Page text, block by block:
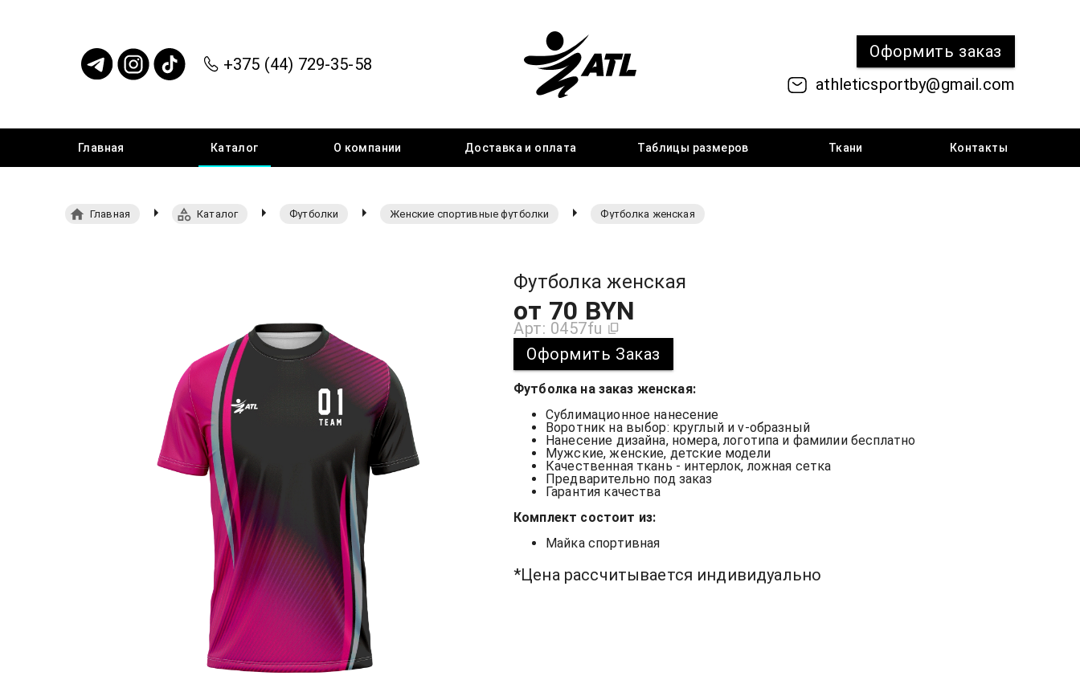
+375 (44) 729-35-58
Оформить заказ
athleticsportby@gmail.com
Главная Каталог О компании Доставка и оплата Таблицы размеров Ткани Контакты
Главная Каталог Футболки Женские спортивные футболки Футболка женская
Футболка женская
от 70 BYN
Арт: 0457fu
Оформить Заказ
Футболка на заказ женская:
Сублимационное нанесение
Воротник на выбор: круглый и v-образный
Нанесение дизайна, номера, логотипа и фамилии бесплатно
Мужские, женские, детские модели
Качественная ткань - интерлок, ложная сетка
Предварительно под заказ
Гарантия качества
Комплект состоит из:
Майка спортивная
*Цена рассчитывается индивидуально